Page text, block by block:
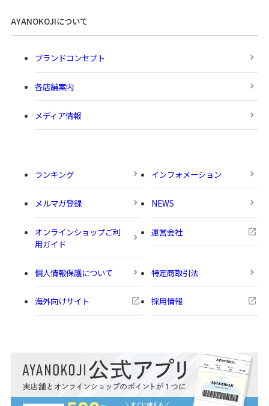
AYANOKOJIについて
ブランドコンセプト
各店舗案内
メディア情報
ランキング インフォメーション
メルマガ登録 NEWS
オンラインショップご利
用ガイド
運営会社
個人情報保護について 特定商取引法
海外向けサイト 採用情報